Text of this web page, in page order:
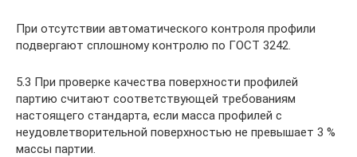
При отсутствии автоматического контроля профили
подвергают сплошному контролю по ГОСТ 3242.
5.3 При проверке качества поверхности профилей
партию считают соответствующей требованиям
настоящего стандарта, если масса профилей с
неудовлетворительной поверхностью не превышает 3 %
массы партии.